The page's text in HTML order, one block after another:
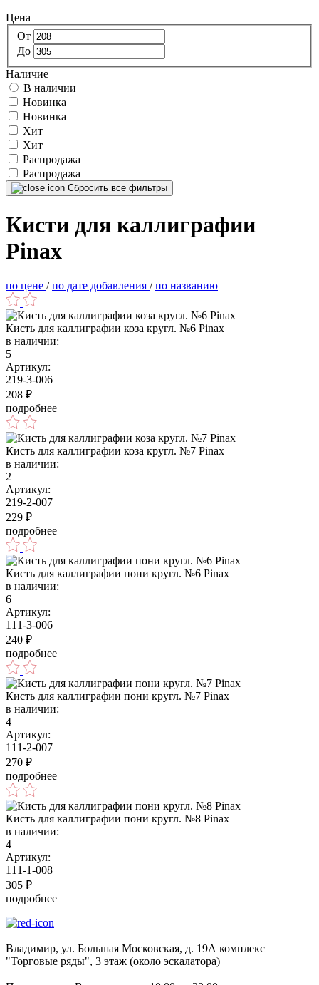
Цена
От
До
Наличие
В наличии
Новинка
Новинка
Хит
Хит
Распродажа
Распродажа
Сбросить все фильтры
Кисти для каллиграфии
Pinax
по цене /по дате добавления /по названию
Кисть для каллиграфии коза кругл. №6 Pinax
в наличии:
5
Артикул:
219-3-006
208 ₽
подробнее
Кисть для каллиграфии коза кругл. №7 Pinax
в наличии:
2
Артикул:
219-2-007
229 ₽
подробнее
Кисть для каллиграфии пони кругл. №6 Pinax
в наличии:
6
Артикул:
111-3-006
240 ₽
подробнее
Кисть для каллиграфии пони кругл. №7 Pinax
в наличии:
4
Артикул:
111-2-007
270 ₽
подробнее
Кисть для каллиграфии пони кругл. №8 Pinax
в наличии:
4
Артикул:
111-1-008
305 ₽
подробнее
Владимир, ул. Большая Московская, д. 19А комплекс
"Торговые ряды", 3 этаж (около эскалатора)